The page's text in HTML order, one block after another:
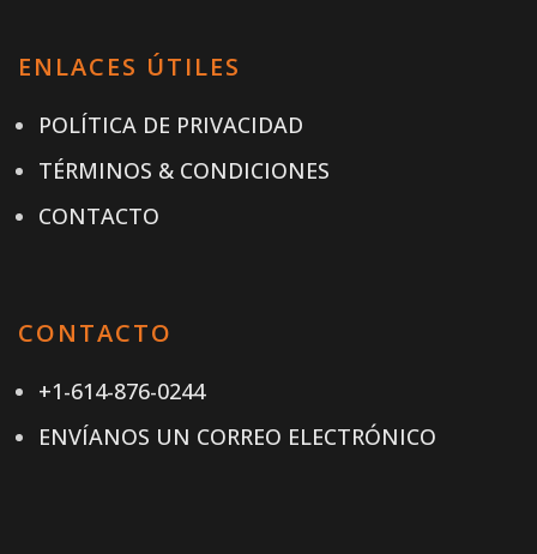
ENLACES ÚTILES
POLÍTICA DE PRIVACIDAD
TÉRMINOS & CONDICIONES
CONTACTO
CONTACTO
+1-614-876-0244
ENVÍANOS UN CORREO ELECTRÓNICO